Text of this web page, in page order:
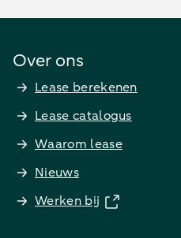
Over ons
Lease berekenen
Lease catalogus
Waarom lease
Nieuws
Werken bij